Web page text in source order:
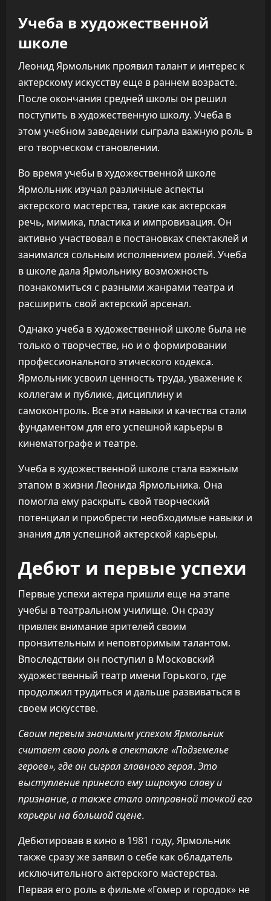
Учеба в художественной
школе
Леонид Ярмольник проявил талант и интерес к
актерскому искусству еще в раннем возрасте.
После окончания средней школы он решил
поступить в художественную школу. Учеба в
этом учебном заведении сыграла важную роль в
его творческом становлении.
Во время учебы в художественной школе
Ярмольник изучал различные аспекты
актерского мастерства, такие как актерская
речь, мимика, пластика и импровизация. Он
активно участвовал в постановках спектаклей и
занимался сольным исполнением ролей. Учеба
в школе дала Ярмольнику возможность
познакомиться с разными жанрами театра и
расширить свой актерский арсенал.
Однако учеба в художественной школе была не
только о творчестве, но и о формировании
профессионального этического кодекса.
Ярмольник усвоил ценность труда, уважение к
коллегам и публике, дисциплину и
самоконтроль. Все эти навыки и качества стали
фундаментом для его успешной карьеры в
кинематографе и театре.
Учеба в художественной школе стала важным
этапом в жизни Леонида Ярмольника. Она
помогла ему раскрыть свой творческий
потенциал и приобрести необходимые навыки и
знания для успешной актерской карьеры.
Дебют и первые успехи
Первые успехи актера пришли еще на этапе
учебы в театральном училище. Он сразу
привлек внимание зрителей своим
пронзительным и неповторимым талантом.
Впоследствии он поступил в Московский
художественный театр имени Горького, где
продолжил трудиться и дальше развиваться в
своем искусстве.
Своим первым значимым успехом Ярмольник
считает свою роль в спектакле «Подземелье
героев», где он сыграл главного героя. Это
выступление принесло ему широкую славу и
признание, а также стало отправной точкой его
карьеры на большой сцене.
Дебютировав в кино в 1981 году, Ярмольник
также сразу же заявил о себе как обладатель
исключительного актерского мастерства.
Первая его роль в фильме «Гомер и городок» не